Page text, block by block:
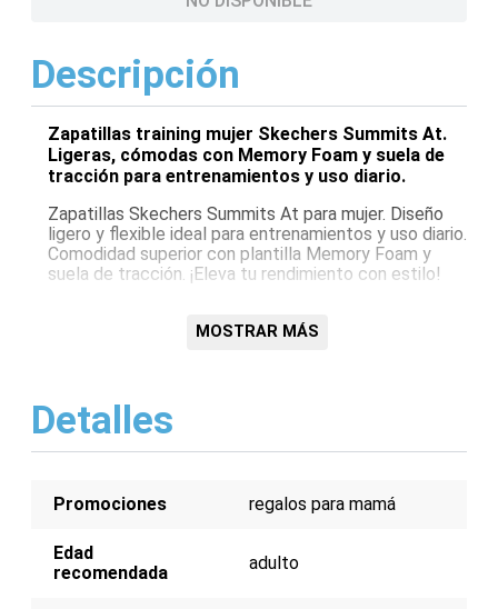
Descripción
Zapatillas training mujer Skechers Summits At.
Ligeras, cómodas con Memory Foam y suela de
tracción para entrenamientos y uso diario.
Zapatillas Skechers Summits At para mujer. Diseño
ligero y flexible ideal para entrenamientos y uso diario.
Comodidad superior con plantilla Memory Foam y
suela de tracción. ¡Eleva tu rendimiento con estilo!
Ideales para entrenamiento
Cómodas para uso diario
MOSTRAR MÁS
Detalles
Promociones regalos para mamá
Edad
recomendada
adulto